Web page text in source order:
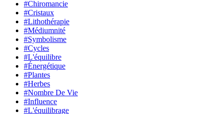
#Chiromancie
#Cristaux
#Lithothérapie
#Médiumnité
#Symbolisme
#Cycles
#L'équilibre
#Énergétique
#Plantes
#Herbes
#Nombre De Vie
#Influence
#L'équilibrage